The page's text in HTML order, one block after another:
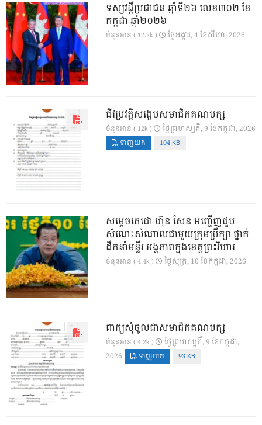
ទស្សវដ្តីប្រជាជន ឆ្នាំទី២៦ លេខ៣០២ ខែ
កក្កដា ឆ្នាំ២០២៦
ចំនួនអាន ( 12.2k ) ថ្ងៃ​អង្គារ, 4 ខែ​សីហា, 2026
ជីវប្រវត្តិសង្ខេបសមាជិកគណបក្ស
ចំនួនអាន ( 12k ) ថ្ងៃ​ព្រហស្បតិ៍, 9 ខែ​កក្កដា, 2026
ទាញយក 104 KB
សម្តេចតេជោ ហ៊ុន សែន អញ្ជើញជួប
សំណេះសំណាលជាមួយក្រុមប្រឹក្សា ថ្នាក់
ដឹកនាំមន្ទីរ អង្គភាពក្នុងខេត្តព្រះវិហារ
ចំនួនអាន ( 4.4k ) ថ្ងៃ​សុក្រ, 10 ខែ​កក្កដា, 2026
ពាក្យសុំចូលជាសមាជិកគណបក្ស
ចំនួនអាន ( 4.2k )
ថ្ងៃ​ព្រហស្បតិ៍, 9 ខែ​កក្កដា,
2026
ទាញយក 93 KB